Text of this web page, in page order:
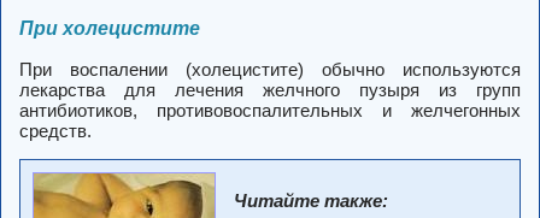
При холецистите
При воспалении (холецистите) обычно используются
лекарства для лечения желчного пузыря из групп
антибиотиков, противовоспалительных и желчегонных
средств.
Читайте также: